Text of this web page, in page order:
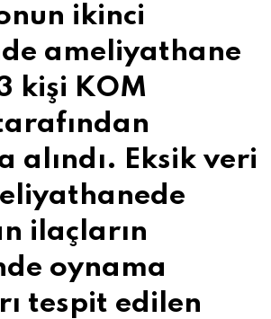
ikinci
ameliyathane
kişi KOM
alındı. Eksik veri
ilaçların
oynama
tespit edilen